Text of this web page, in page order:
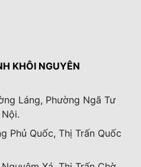
KHÔI NGUYÊN
Láng, Phường Ngã Tư
Phủ Quốc, Thị Trấn Quốc